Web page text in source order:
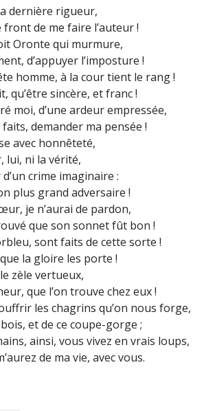
dernière rigueur,
de me faire l’auteur !
Oronte qui murmure,
d’appuyer l’imposture !
homme, à la cour tient le rang !
qu’être sincère, et franc !
moi, d’une ardeur empressée,
faits, demander ma pensée !
avec honnêteté,
lui, ni la vérité,
d’un crime imaginaire :
plus grand adversaire !
je n’aurai de pardon,
que son sonnet fût bon !
sont faits de cette sorte !
la gloire les porte !
zèle vertueux,
que l’on trouve chez eux !
les chagrins qu’on nous forge,
et de ce coupe-gorge ;
ainsi, vous vivez en vrais loups,
de ma vie, avec vous.